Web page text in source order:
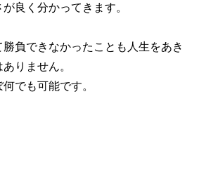
良く分かってきます。
負できなかったことも 人生をあき
りません。
でも可能です。